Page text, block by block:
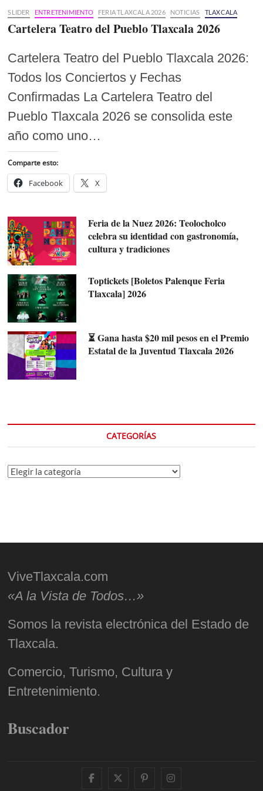
SLIDER ENTRETENIMIENTO FERIA TLAXCALA 2026 NOTICIAS TLAXCALA
Cartelera Teatro del Pueblo Tlaxcala 2026
Cartelera Teatro del Pueblo Tlaxcala 2026:
Todos los Conciertos y Fechas
Confirmadas La Cartelera Teatro del
Pueblo Tlaxcala 2026 se consolida este
año como uno…
Comparte esto:
Facebook X
Feria de la Nuez 2026: Teolocholco
celebra su identidad con gastronomía,
cultura y tradiciones
Toptickets [Boletos Palenque Feria
Tlaxcala] 2026
⏳ Gana hasta $20 mil pesos en el Premio
Estatal de la Juventud Tlaxcala 2026
CATEGORÍAS
Categorías
ViveTlaxcala.com
«A la Vista de Todos…»
Somos la revista electrónica del Estado de
Tlaxcala.
Comercio, Turismo, Cultura y
Entretenimiento.
Buscador
facebooktwitter
pinterestinstagram